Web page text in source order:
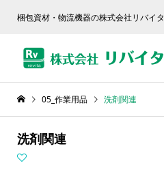
梱包資材・物流機器の株式会社リバイタ
05_作業用品 洗剤関連
洗剤関連